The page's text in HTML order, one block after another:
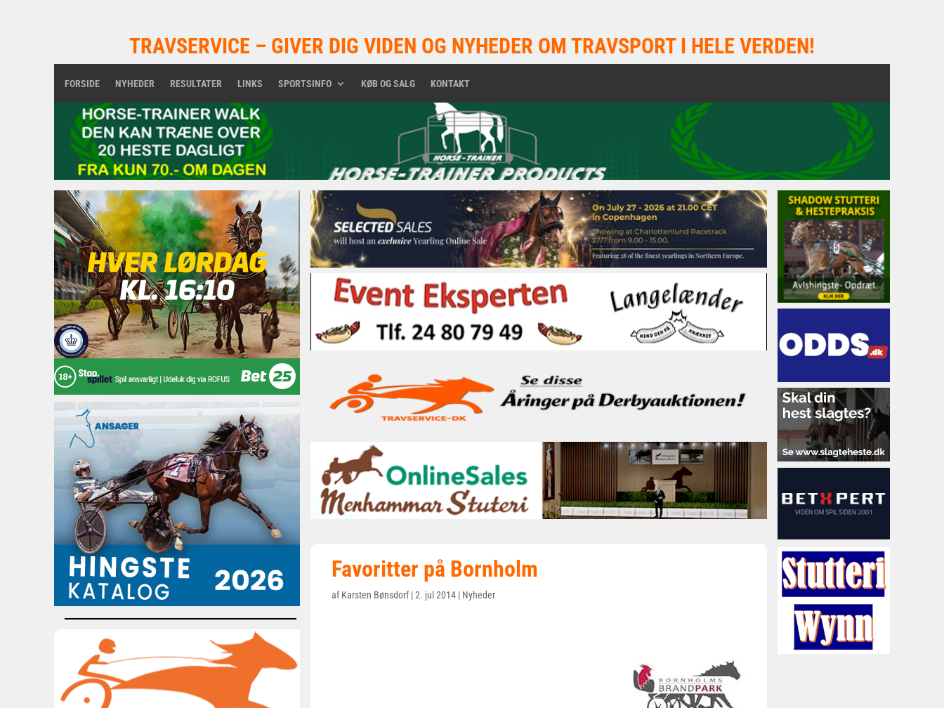
TRAVSERVICE – GIVER DIG VIDEN OG NYHEDER OM TRAVSPORT I HELE VERDEN!
FORSIDE NYHEDER RESULTATER LINKS SPORTSINFO KØB OG SALG KONTAKT
Favoritter på Bornholm
afKarsten Bønsdorf|2. jul 2014 | Nyheder